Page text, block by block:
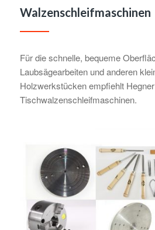
Walzenschleifmaschinen
Für die schnelle, bequeme
Laubsägearbeiten und anderen
Holzwerkstücken empfiehlt
Tischwalzenschleifmaschinen.